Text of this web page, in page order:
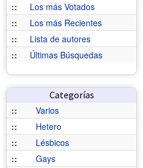
::
Los más Votados
::
Los más Recientes
::
Lista de autores
::
Últimas Búsquedas
Categorías
::
Varios
::
Hetero
::
Lésbicos
::
Gays